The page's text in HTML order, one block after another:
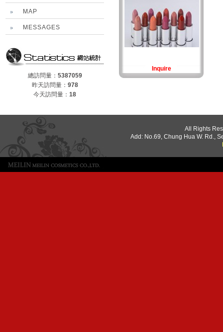
MAP
MESSAGES
總訪問量： 5387059
昨天訪問量： 978
今天訪問量： 18
Inquire
All Rights
Add: No.69, Chung Hua W. Rd.,